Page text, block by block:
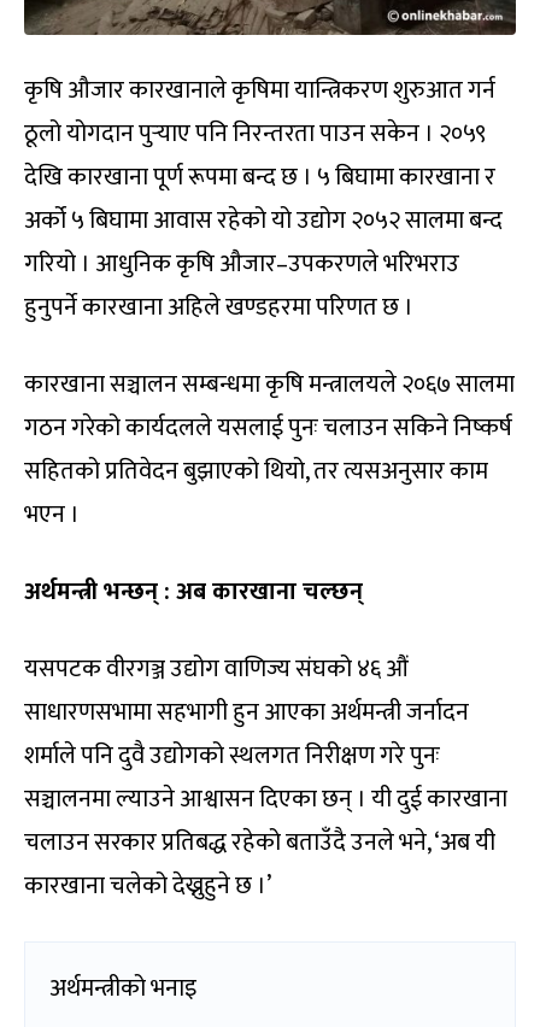
कृषि औजार कारखानाले कृषिमा यान्त्रिकरण शुरुआत गर्न
ठूलो योगदान पुर्‍याए पनि निरन्तरता पाउन सकेन । २०५९
देखि कारखाना पूर्ण रूपमा बन्द छ । ५ बिघामा कारखाना र
अर्को ५ बिघामा आवास रहेको यो उद्योग २०५२ सालमा बन्द
गरियो । आधुनिक कृषि औजार–उपकरणले भरिभराउ
हुनुपर्ने कारखाना अहिले खण्डहरमा परिणत छ ।
कारखाना सञ्चालन सम्बन्धमा कृषि मन्त्रालयले २०६७ सालमा
गठन गरेको कार्यदलले यसलाई पुनः चलाउन सकिने निष्कर्ष
सहितको प्रतिवेदन बुझाएको थियो, तर त्यसअनुसार काम
भएन ।
अर्थमन्त्री भन्छन् : अब कारखाना चल्छन्
यसपटक वीरगञ्ज उद्योग वाणिज्य संघको ४६ औं
साधारणसभामा सहभागी हुन आएका अर्थमन्त्री जर्नादन
शर्माले पनि दुवै उद्योगको स्थलगत निरीक्षण गरे पुनः
सञ्चालनमा ल्याउने आश्वासन दिएका छन् । यी दुई कारखाना
चलाउन सरकार प्रतिबद्ध रहेको बताउँदै उनले भने, ‘अब यी
कारखाना चलेको देख्नुहुने छ ।’
अर्थमन्त्रीको भनाइ